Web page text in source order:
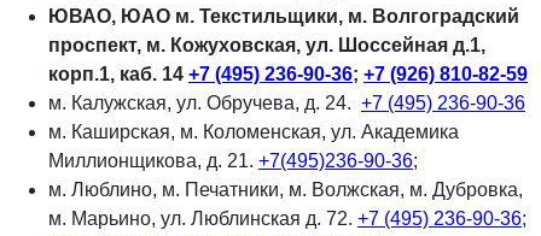
ЮВАО, ЮАО м. Текстильщики, м. Волгоградский
проспект, м. Кожуховская, ул. Шоссейная д.1,
корп.1, каб. 14 +7 (495) 236-90-36; +7 (926) 810-82-59
м. Калужская, ул. Обручева, д. 24. +7 (495) 236-90-36
м. Каширская, м. Коломенская, ул. Академика
Миллионщикова, д. 21. +7(495)236-90-36;
м. Люблино, м. Печатники, м. Волжская, м. Дубровка,
м. Марьино, ул. Люблинская д. 72. +7 (495) 236-90-36;